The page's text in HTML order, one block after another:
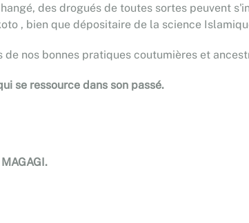
des drogués de toutes sortes peuvent
, bien que dépositaire de la science
de nos bonnes pratiques coutumières et
se ressource dans son passé.